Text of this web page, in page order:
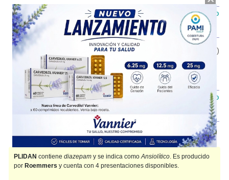
IOMA
Cobertura Monto Fijo
OS$7.752,18AF $6.730,82
10 mg comp.rec.x 50 $17.824,00
(21/05/26)
AF $7.585,26
IOMA
Cobertura Monto Fijo
OS$9.368,38AF$8.455,62
PLIDAN contiene diazepam y se indica comoAnsiolítico. Es producido
por Roemmers y cuenta con 4 presentaciones disponibles.